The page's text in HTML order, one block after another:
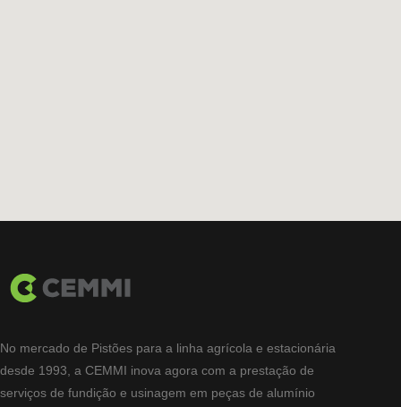
No mercado de Pistões para a linha agrícola e estacionária
desde 1993, a CEMMI inova agora com a prestação de
serviços de fundição e usinagem em peças de alumínio